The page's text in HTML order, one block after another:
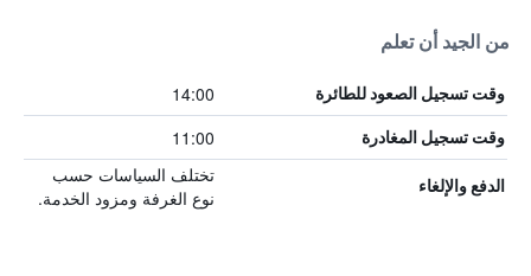
من الجيد أن تعلم
وقت تسجيل الصعود للطائرة 14:00
وقت تسجيل المغادرة 11:00
الدفع والإلغاء
تختلف السياسات حسب
نوع الغرفة ومزود الخدمة.